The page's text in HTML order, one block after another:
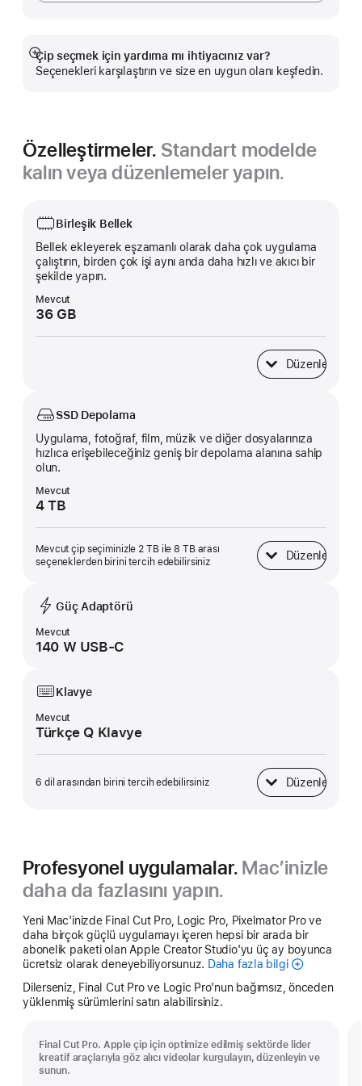
Çip seçmek için yardıma mı ihtiyacınız var?
Seçenekleri karşılaştırın ve size en uygun olanı keşfedin.
Daha
fazlasını
Özelleştirmeler. Standart modelde
kalın veya düzenlemeler yapın.
Birleşik Bellek
Bellek ekleyerek eşzamanlı olarak daha çok uygulama
çalıştırın, birden çok işi aynı anda daha hızlı ve akıcı bir
şekilde yapın.
Mevcut
36 GB
Düzenle
Birleşik Bellek
SSD Depolama
Uygulama, fotoğraf, film, müzik ve diğer dosyalarınıza
hızlıca erişebileceğiniz geniş bir depolama alanına sahip
olun.
Mevcut
4 TB
Mevcut çip seçiminizle 2 TB ile 8 TB arası
seçeneklerden birini tercih edebilirsiniz
Düzenle
SSD Depolama
Güç Adaptörü
Mevcut
140 W USB-C
Klavye
Mevcut
Türkçe Q Klavye
6 dil arasından birini tercih edebilirsiniz Düzenle
Klavye
Profesyonel uygulamalar. Mac’inizle
daha da fazlasını yapın.
Yeni Mac'inizde Final Cut Pro, Logic Pro, Pixelmator Pro ve
daha birçok güçlü uygulamayı içeren hepsi bir arada bir
abonelik paketi olan Apple Creator Studio'yu üç ay boyunca
ücretsiz olarak deneyebiliyorsunuz. Daha fazla bilgiApple
Dilerseniz, Final Cut Pro ve Logic Pro'nun bağımsız, önceden
yüklenmiş sürümlerini satın alabilirsiniz.
Final Cut Pro. Apple çip için optimize edilmiş sektörde lider
kreatif araçlarıyla göz alıcı videolar kurgulayın, düzenleyin ve
sunun.